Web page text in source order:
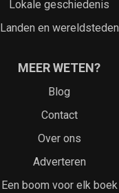
Lokale geschiedenis
Landen en wereldsteden
MEER WETEN?
Blog
Contact
Over ons
Adverteren
Een boom voor elk boek